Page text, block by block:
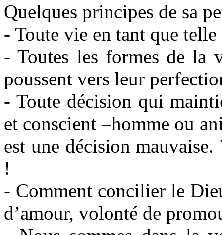
Quelques principes de sa
- Toute vie en tant que telle
- Toutes les formes de la
poussent vers leur
- Toute décision qui
et conscient –homme ou
est une décision
!
- Comment concilier le
d’amour, volonté de